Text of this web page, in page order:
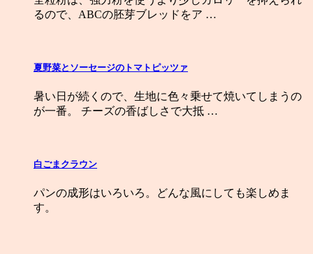
るので、ABCの胚芽ブレッドをア …
夏野菜とソーセージのトマトピッツァ
暑い日が続くので、生地に色々乗せて焼いてしまうの
が一番。 チーズの香ばしさで大抵 …
白ごまクラウン
パンの成形はいろいろ。どんな風にしても楽しめま
す。